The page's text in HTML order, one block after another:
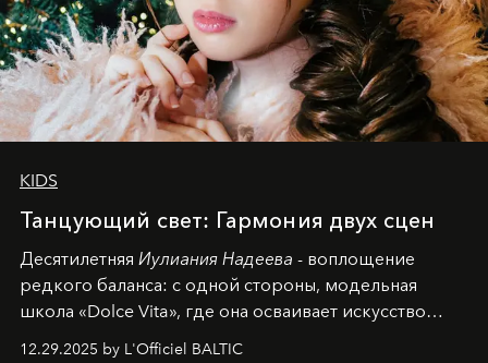
KIDS
Танцующий свет: Гармония двух сцен
Десятилетняя Иулиания Надеева - воплощение
редкого баланса: с одной стороны, модельная
школа «Dolce Vita», где она осваивает искусство
12.29.2025 by L'Officiel BALTIC